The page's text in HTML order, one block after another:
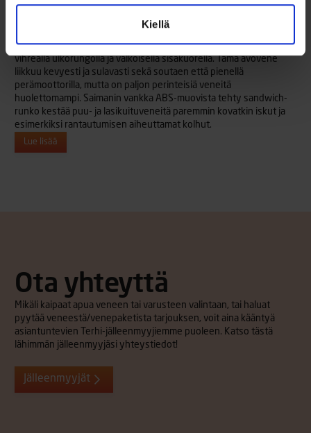
Kiellä
Perinteinen suomalainen soutuvene Terhin tapaan toteutettuna,
vihreällä ulkorungolla ja valkoisella sisäkuorella. Tämä avovene
liikkuu kevyesti ja sulavasti sekä soutaen että pienellä
perämoottorilla, mutta on paljon perinteisiä veneitä
huolettomampi. Saimanin vankka ABS-muovista tehty sandwich-
runko kestää puu- ja lasikuituveneitä paremmin kovatkin iskut ja
esimerkiksi rantautumisen aiheuttamat kolhut.
Lue lisää
Ota yhteyttä
Mikäli kaipaat apua veneen tai varusteen valintaan, tai haluat
pyytää veneestä/venepaketista tarjouksen, voit aina kääntyä
asiantuntevien Terhi-jälleenmyyjiemme puoleen. Katso tästä
lähimmän jälleenmyyjäsi yhteystiedot!
Jälleenmyyjät